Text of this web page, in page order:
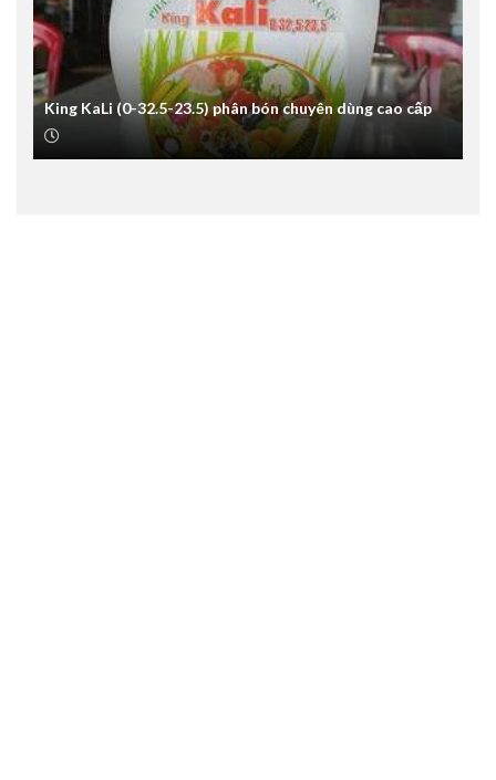
King KaLi (0-32.5-23.5) phân bón chuyên dùng cao cấp